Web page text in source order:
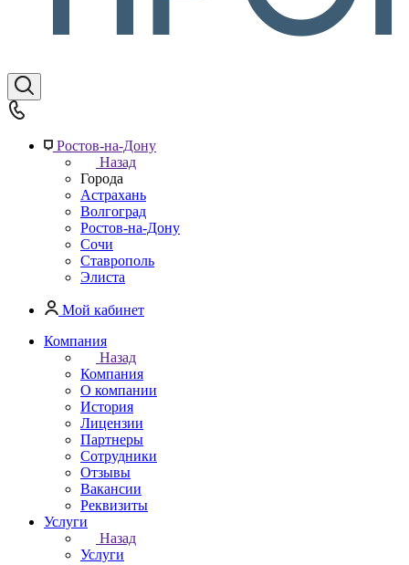
Ростов-на-Дону
Назад
Города
Астрахань
Волгоград
Ростов-на-Дону
Сочи
Ставрополь
Элиста
Мой кабинет
Компания
Назад
Компания
О компании
История
Лицензии
Партнеры
Сотрудники
Отзывы
Вакансии
Реквизиты
Услуги
Назад
Услуги